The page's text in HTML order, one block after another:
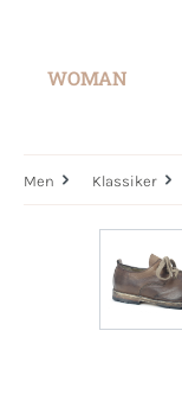
WOMAN
Men Klassiker